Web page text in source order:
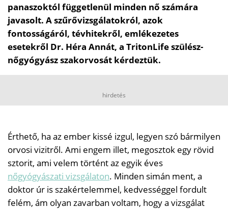
panaszoktól függetlenül minden nő számára
javasolt. A szűrővizsgálatokról, azok
fontosságáról, tévhitekről, emlékezetes
esetekről Dr. Héra Annát, a TritonLife szülész-
nőgyógyász szakorvosát kérdeztük.
hirdetés
Érthető, ha az ember kissé izgul, legyen szó bármilyen
orvosi vizitről. Ami engem illet, megosztok egy rövid
sztorit, ami velem történt az egyik éves
nőgyógyászati vizsgálaton. Minden simán ment, a
doktor úr is szakértelemmel, kedvességgel fordult
felém, ám olyan zavarban voltam, hogy a vizsgálat